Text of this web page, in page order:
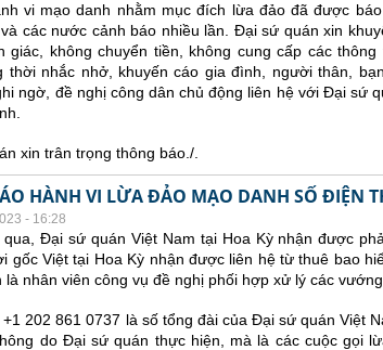
vi mạo danh nhằm mục đích lừa đảo đã được
các nước cảnh báo nhiều lần. Đại sứ quán xin
giác, không chuyển tiền, không cung cấp các
thời nhắc nhở, khuyến cáo gia đình, người thân,
ngờ, đề nghị công dân chủ động liên hệ với Đại sứ
xin trân trọng thông báo./.
HÀNH VI LỪA ĐẢO MẠO DANH SỐ ĐIỆN
- 16:28
Đại sứ quán Việt Nam tại Hoa Kỳ nhận được
gốc Việt tại Hoa Kỳ nhận được liên hệ từ thuê bao
là nhân viên công vụ đề nghị phối hợp xử lý các
202 861 0737 là số tổng đài của Đại sứ quán Việt
do Đại sứ quán thực hiện, mà là các cuộc gọi